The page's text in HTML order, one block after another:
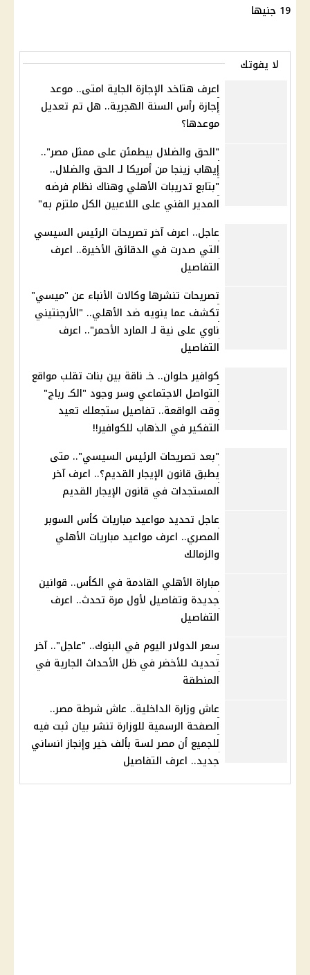
19 جنيها
لا يفوتك
اعرف هتاخد الإجازة الجاية امتى.. موعد
إجازة رأس السنة الهجرية.. هل تم تعديل
موعدها؟
"الحق والضلال بيطمئن على ممثل مصر"..
إيهاب زينجا من أمريكا لـ الحق والضلال..
"بتابع تدريبات الأهلي وهناك نظام فرضه
المدير الفني على اللاعبين الكل ملتزم به"
عاجل.. اعرف آخر تصريحات الرئيس السيسي
التي صدرت في الدقائق الأخيرة.. اعرف
التفاصيل
تصريحات تنشرها وكالات الأنباء عن "ميسي"
تكشف عما ينويه ضد الأهلي.. "الأرجنتيني
ناوي على نية لـ المارد الأحمر".. اعرف
التفاصيل
كوافير حلوان.. خـ ناقة بين بنات تقلب مواقع
التواصل الاجتماعي وسر وجود "الكـ رباج"
وقت الواقعة.. تفاصيل ستجعلك تعيد
التفكير في الذهاب للكوافير!!
"بعد تصريحات الرئيس السيسي".. متى
يطبق قانون الإيجار القديم؟.. اعرف آخر
المستجدات في قانون الإيجار القديم
عاجل تحديد مواعيد مباريات كأس السوبر
المصري.. اعرف مواعيد مباريات الأهلي
والزمالك
مباراة الأهلي القادمة في الكأس.. قوانين
جديدة وتفاصيل لأول مرة تحدث.. اعرف
التفاصيل
سعر الدولار اليوم في البنوك.. "عاجل".. آخر
تحديث للأخضر في ظل الأحداث الجارية في
المنطقة
عاش وزارة الداخلية.. عاش شرطة مصر..
الصفحة الرسمية للوزارة تنشر بيان ثبت فيه
للجميع أن مصر لسة بألف خير وإنجاز انساني
جديد.. اعرف التفاصيل